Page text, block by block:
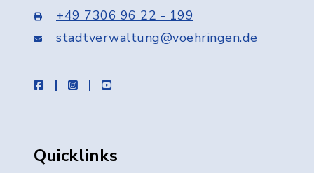
+49 7306 96 22 - 199
stadtverwaltung@voehringen.de
facebookinstagramyoutube
Quicklinks